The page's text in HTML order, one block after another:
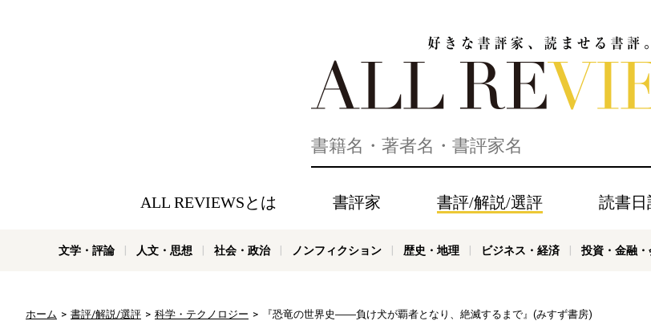
ALL REVIEWSとは 書評家 書評/解説/選評 読書日
文学・評論 人文・思想 社会・政治 ノンフィクション 歴史・地理 ビジネス・経済 投資・金融
ホーム 書評/解説/選評 科学・テクノロジー 『恐竜の世界史――負け犬が覇者となり、絶滅するまで』(みすず書房)